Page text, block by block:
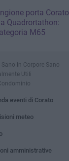
porta Corato
Quadrortathon:
M65
Sano in Corpore Sano
Utili
eventi di Corato
meteo
amministrative